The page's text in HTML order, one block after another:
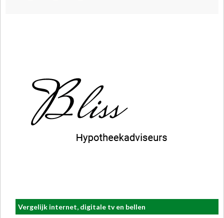
Vergelijk internet, digitale tv en bellen